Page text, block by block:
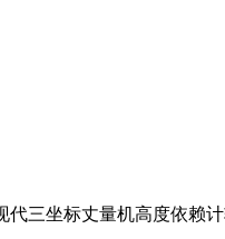
代三坐标丈量机高度依赖